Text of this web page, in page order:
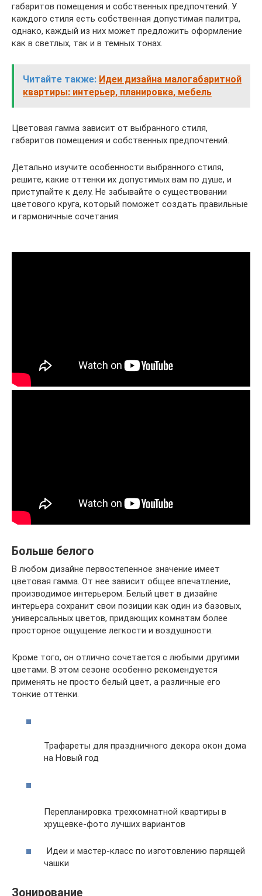
габаритов помещения и собственных предпочтений. У
каждого стиля есть собственная допустимая палитра,
однако, каждый из них может предложить оформление
как в светлых, так и в темных тонах.
Читайте также: Идеи дизайна малогабаритной
квартиры: интерьер, планировка, мебель
Цветовая гамма зависит от выбранного стиля,
габаритов помещения и собственных предпочтений.
Детально изучите особенности выбранного стиля,
решите, какие оттенки их допустимых вам по душе, и
приступайте к делу. Не забывайте о существовании
цветового круга, который поможет создать правильные
и гармоничные сочетания.
Больше белого
В любом дизайне первостепенное значение имеет
цветовая гамма. От нее зависит общее впечатление,
производимое интерьером. Белый цвет в дизайне
интерьера сохранит свои позиции как один из базовых,
универсальных цветов, придающих комнатам более
просторное ощущение легкости и воздушности.
Кроме того, он отлично сочетается с любыми другими
цветами. В этом сезоне особенно рекомендуется
применять не просто белый цвет, а различные его
тонкие оттенки.
Трафареты для праздничного декора окон дома
на Новый год
Перепланировка трехкомнатной квартиры в
хрущевке-фото лучших вариантов
Идеи и мастер-класс по изготовлению парящей
чашки
Зонирование